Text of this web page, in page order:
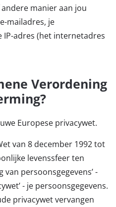
manier aan jou
mailadres, je
adres (het internetadres
Verordening
Europese privacywet.
van 8 december 1992 tot
levenssfeer ten
persoonsgegevens’ -
- je persoonsgegevens.
privacywet vervangen